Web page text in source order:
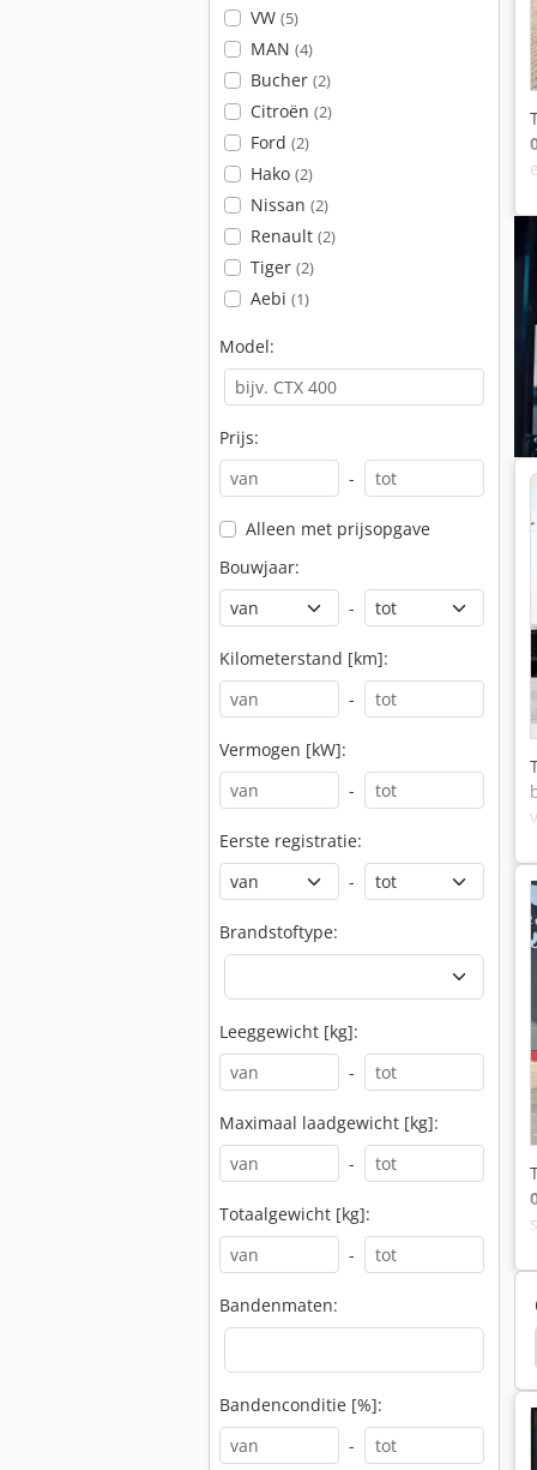
VW (5)
MAN (4)
Bucher (2)
Citroën (2)
Ford (2)
Hako (2)
Nissan (2)
Renault (2)
Tiger (2)
Aebi (1)
Model:
Prijs:
-
Alleen met prijsopgave
Bouwjaar:
-
Kilometerstand [km]:
-
Vermogen [kW]:
-
Eerste registratie:
-
Brandstoftype:
Leeggewicht [kg]:
-
Maximaal laadgewicht [kg]:
-
Totaalgewicht [kg]:
-
Bandenmaten:
Bandenconditie [%]:
-